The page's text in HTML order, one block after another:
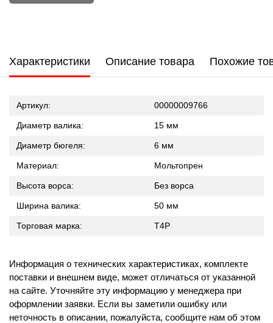
Характеристики Описание товара Похожие
Артикул: 00000009766
Диаметр валика: 15 мм
Диаметр бюгеля: 6 мм
Материал: Мольтопрен
Высота ворса: Без ворса
Ширина валика: 50 мм
Торговая марка: T4P
Информация о технических характеристиках, комплекте
поставки и внешнем виде, может отличаться от указанной
на сайте. Уточняйте эту информацию у менеджера при
оформлении заявки. Если вы заметили ошибку или
неточность в описании, пожалуйста, сообщите нам об этом